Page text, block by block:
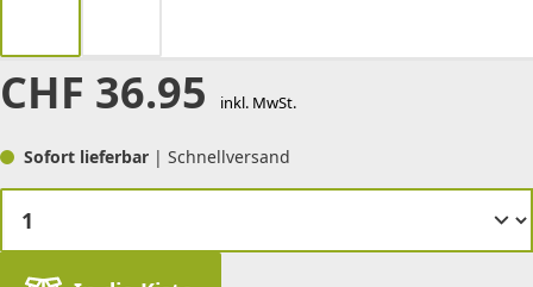
CHF 36.95 inkl. MwSt.
Sofort lieferbar | Schnellversand